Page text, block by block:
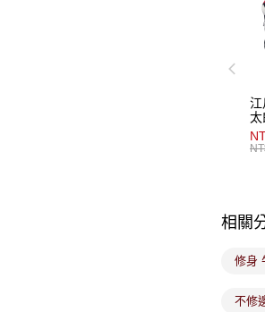
江
太
相關
修身
不修